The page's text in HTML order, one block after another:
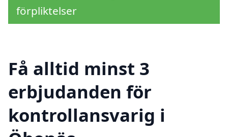
förpliktelser
Få alltid minst 3
erbjudanden för
kontrollansvarig i